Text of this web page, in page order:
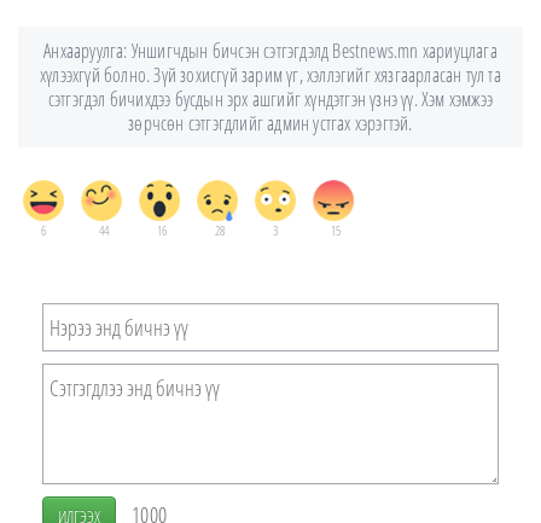
Анхааруулга: Уншигчдын бичсэн сэтгэгдэлд Bestnews.mn хариуцлага
хүлээхгүй болно. Зүй зохисгүй зарим үг, хэллэгийг хязгаарласан тул та
сэтгэгдэл бичихдээ бусдын эрх ашгийг хүндэтгэн үзнэ үү. Хэм хэмжээ
зөрчсөн сэтгэгдлийг админ устгах хэрэгтэй.
6 44 16 28 3 15
ИЛГЭЭХ 1000